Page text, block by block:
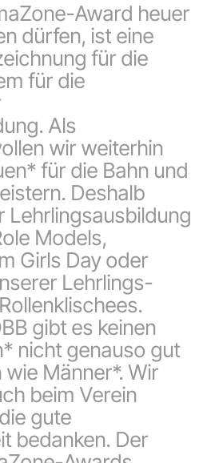
Award heuer
dürfen, ist eine
für die
für die
Als
wir weiterhin
für die Bahn und
Deshalb
Lehrlingsausbildung
Models,
Girls Day oder
Lehrlings-
gibt es keinen
nicht genauso gut
Männer*. Wir
beim Verein
gute
bedanken. Der